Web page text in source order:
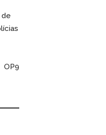
de
OP9